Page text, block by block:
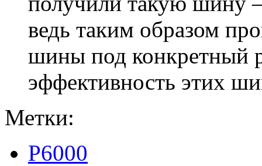
ведь таким образом
шины под конкретный
эффективность этих
Метки:
P6000